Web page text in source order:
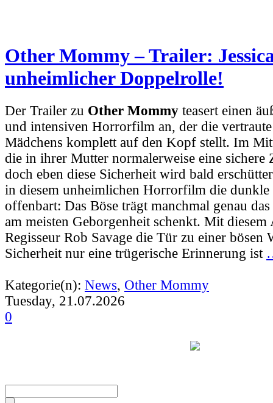
Other Mommy – Trailer:
unheimlicher Doppelrolle!
Der Trailer zu Other Mommy teasert einen
und intensiven Horrorfilm an, der die
Mädchens komplett auf den Kopf stellt. Im
die in ihrer Mutter normalerweise eine sichere
doch eben diese Sicherheit wird bald
in diesem unheimlichen Horrorfilm die dunkle
offenbart: Das Böse trägt manchmal genau
am meisten Geborgenheit schenkt. Mit diesem
Regisseur Rob Savage die Tür zu einer bösen
Sicherheit nur eine trügerische Erinnerung ist
Kategorie(n): News, Other Mommy
Tuesday, 21.07.2026
0